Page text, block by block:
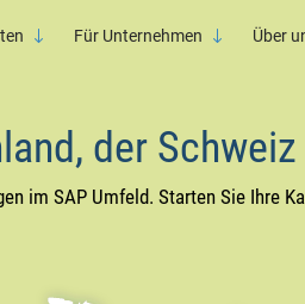
Für Unternehmen Über
der
im SAP Umfeld. Starten Sie Ihre